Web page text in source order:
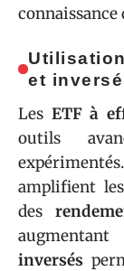
connaissance
et
Les ETF à
outils
amplifient
des
inversés